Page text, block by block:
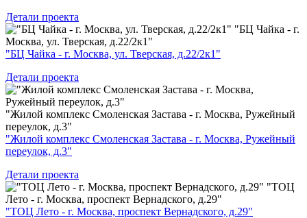
Детали проекта
"БЦ Чайка - г.
Москва, ул. Тверская, д.22/2к1"
"БЦ Чайка - г. Москва, ул. Тверская, д.22/2к1"
Детали проекта
"Жилой комплекс Смоленская Застава - г. Москва, Ружейный
переулок, д.3"
"Жилой комплекс Смоленская Застава - г. Москва, Ружейный
переулок, д.3"
Детали проекта
"ТОЦ
Лето - г. Москва, проспект Вернадского, д.29"
"ТОЦ Лето - г. Москва, проспект Вернадского, д.29"